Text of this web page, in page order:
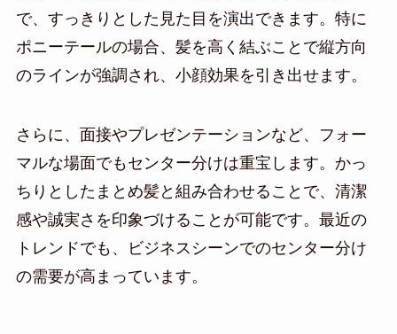
で、すっきりとした見た目を演出できます。特に
ポニーテールの場合、髪を高く結ぶことで縦方向
のラインが強調され、小顔効果を引き出せます。
さらに、面接やプレゼンテーションなど、フォー
マルな場面でもセンター分けは重宝します。かっ
ちりとしたまとめ髪と組み合わせることで、清潔
感や誠実さを印象づけることが可能です。最近の
トレンドでも、ビジネスシーンでのセンター分け
の需要が高まっています。